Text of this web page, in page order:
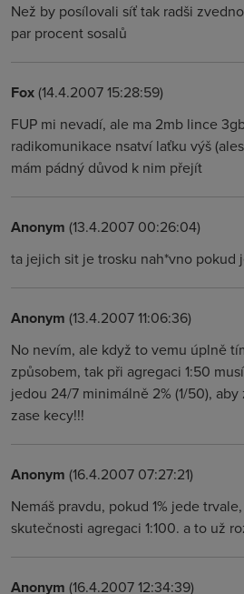
Než by posílovali síť tak radši
par procent sosalů
Fox(14.4.2007 15:28:59)
FUP mi nevadí, ale ma 2mb lince
radikomunikace nsatví laťku výš
mám pádný důvod k nim přejít
Anonym (13.4.2007 00:26:04)
ta jejich sit je trosku nah*vno pokud
Anonym (13.4.2007 11:06:36)
No nevím, ale když to vemu úplně
způsobem, tak při agregaci 1:50
jedou 24/7 minimálně 2% (1/50), aby
zase kecy!!!
Anonym (16.4.2007 07:27:21)
Nemáš pravdu, pokud 1% jede
skutečnosti agregaci 1:100. a to už
Anonym (16.4.2007 12:34:39)